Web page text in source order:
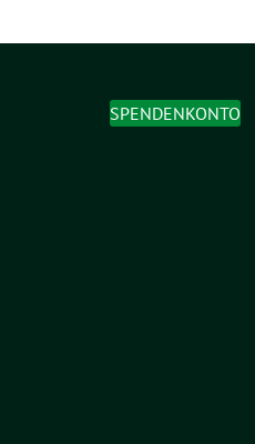
SPENDENKONTO